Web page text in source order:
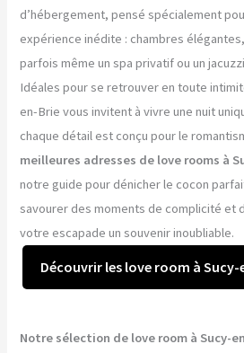
d’hébergement, pensé spécialement
expérience inédite : chambres
parfois même un spa privatif ou un
Idéales pour se retrouver en toute
en-Brie vous invitent à vivre une nuit
chaque détail est conçu pour le
meilleures adresses de love rooms à
notre guide pour dénicher le cocon
savourer des moments de complicité et
votre escapade un souvenir inoubliable.
Découvrir les love room à
Notre sélection de love room à Sucy-